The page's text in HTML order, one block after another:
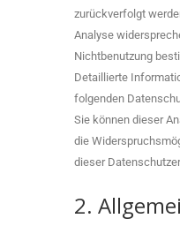
zurückverfolgt
Analyse
Nichtbenutzung
Detaillierte
folgenden
Sie können dieser
die
dieser
2.